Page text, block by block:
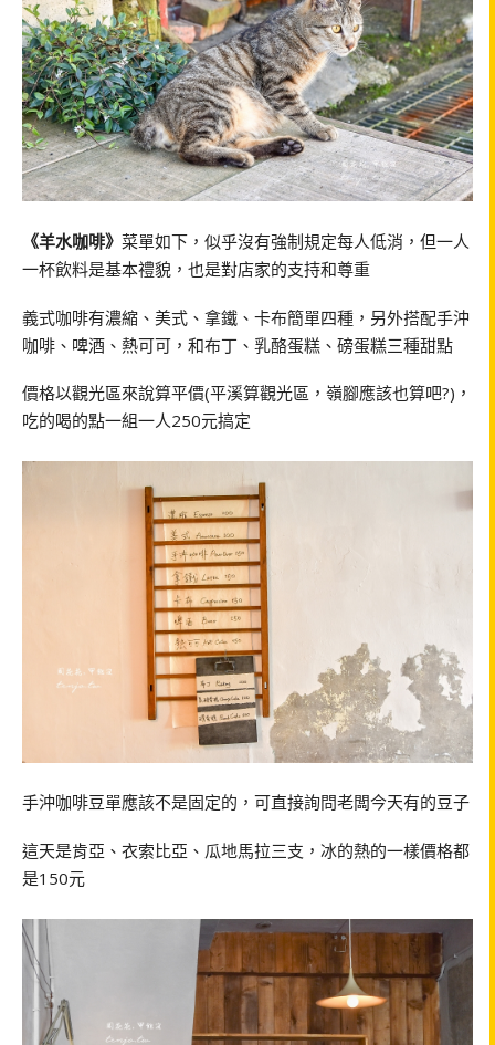
《羊水咖啡》 菜單如下，似乎沒有強制規定每人低消，但一人
一杯飲料是基本禮貌，也是對店家的支持和尊重
義式咖啡有濃縮、美式、拿鐵、卡布簡單四種，另外搭配手沖
咖啡、啤酒、熱可可，和布丁、乳酪蛋糕、磅蛋糕三種甜點
價格以觀光區來說算平價(平溪算觀光區，嶺腳應該也算吧?)，
吃的喝的點一組一人250元搞定
手沖咖啡豆單應該不是固定的，可直接詢問老闆今天有的豆子
這天是肯亞、衣索比亞、瓜地馬拉三支，冰的熱的一樣價格都
是150元